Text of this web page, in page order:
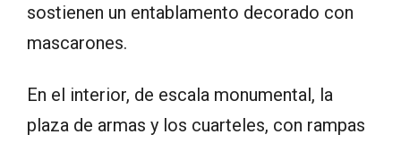
sostienen un entablamento decorado con
mascarones.
En el interior, de escala monumental, la
plaza de armas y los cuarteles, con rampas